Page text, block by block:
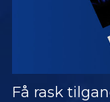
Få rask